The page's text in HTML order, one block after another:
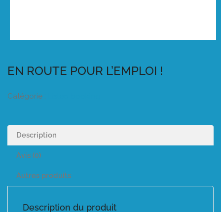
EN ROUTE POUR L’EMPLOI !
Catégorie :
Description
Avis (0)
Autres produits
Description du produit